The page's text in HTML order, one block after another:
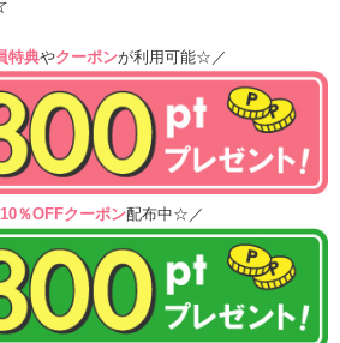
特典やクーポンが利用可能☆／
10％OFFクーポン配布中☆／